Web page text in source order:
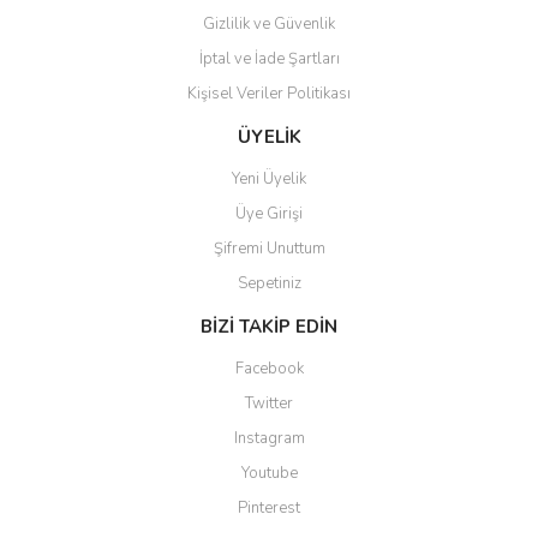
Gönder
Gizlilik ve Güvenlik
İptal ve İade Şartları
Kişisel Veriler Politikası
ÜYELİK
Yeni Üyelik
Üye Girişi
Şifremi Unuttum
Sepetiniz
BİZİ TAKİP EDİN
Facebook
Twitter
Instagram
Youtube
Pinterest